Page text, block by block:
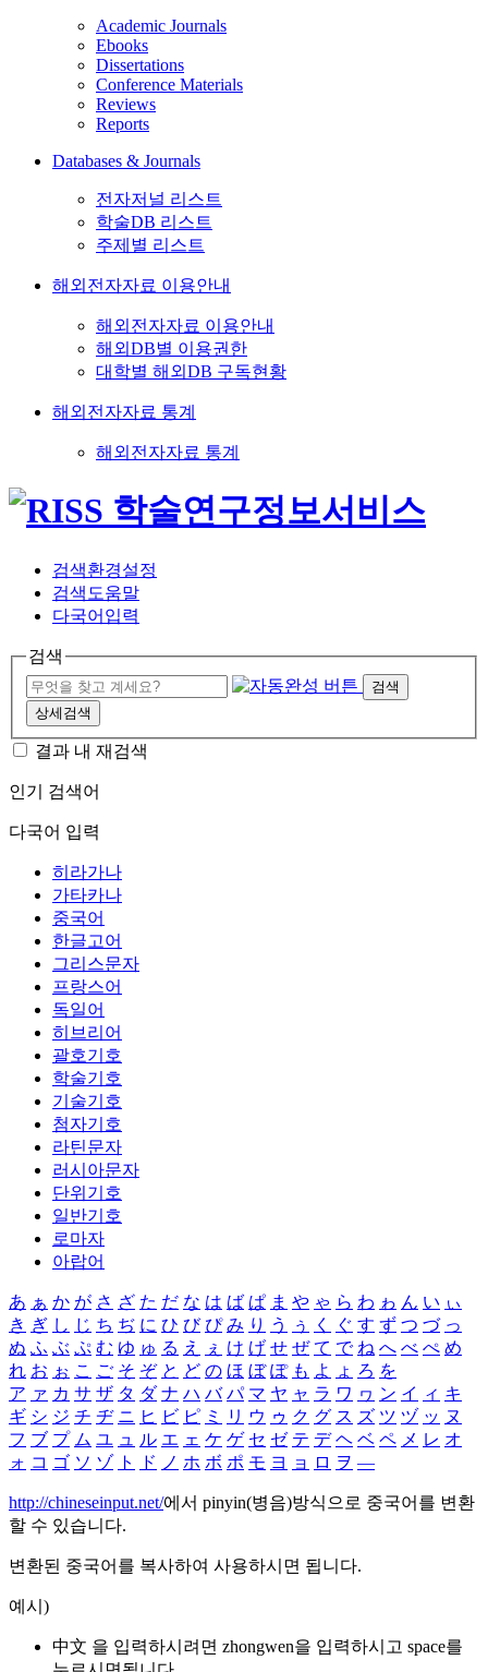
Academic Journals
Ebooks
Dissertations
Conference Materials
Reviews
Reports
Databases & Journals
전자저널 리스트
학술DB 리스트
주제별 리스트
해외전자자료 이용안내
해외전자자료 이용안내
해외DB별 이용권한
대학별 해외DB 구독현황
해외전자자료 통계
해외전자자료 통계
검색환경설정
검색도움말
다국어입력
검색
검색
상세검색
결과 내 재검색
인기 검색어
다국어 입력
히라가나
가타카나
중국어
한글고어
그리스문자
프랑스어
독일어
히브리어
괄호기호
학술기호
기술기호
첨자기호
라틴문자
러시아문자
단위기호
일반기호
로마자
아랍어
あ ぁ か が さ ざ た だ な は ば ぱ ま や ゃ ら わ ゎ ん い ぃ
き ぎ し じ ち ぢ に ひ び ぴ み り う ぅ く ぐ す ず つ づ っ
ぬ ふ ぶ ぷ む ゆ ゅ る え ぇ け げ せ ぜ て で ね へ べ ぺ め
れ お ぉ こ ご そ ぞ と ど の ほ ぼ ぽ も よ ょ ろ を
ア ァ カ サ ザ タ ダ ナ ハ バ パ マ ヤ ャ ラ ワ ヮ ン イ ィ キ
ギ シ ジ チ ヂ ニ ヒ ビ ピ ミ リ ウ ゥ ク グ ス ズ ツ ヅ ッ ヌ
フ ブ プ ム ユ ュ ル エ ェ ケ ゲ セ ゼ テ デ ヘ ベ ペ メ レ オ
ォ コ ゴ ソ ゾ ト ド ノ ホ ボ ポ モ ヨ ョ ロ ヲ ―
http://chineseinput.net/에서 pinyin(병음)방식으로 중국어를 변환
할 수 있습니다.
변환된 중국어를 복사하여 사용하시면 됩니다.
예시)
中文 을 입력하시려면 zhongwen을 입력하시고 space를